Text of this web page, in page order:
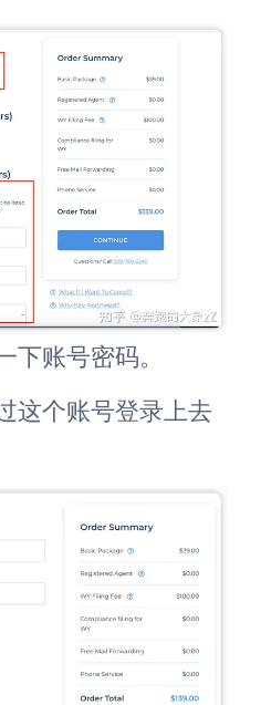
账号密码。
这个账号登录上去